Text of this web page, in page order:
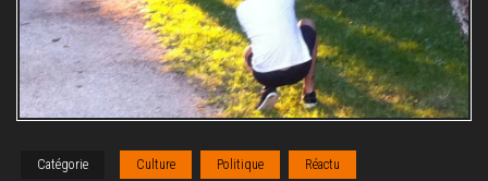
Catégorie Culture Politique Réactu